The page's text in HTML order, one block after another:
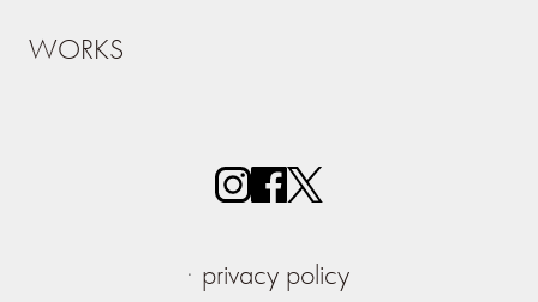
WORKS
privacy policy